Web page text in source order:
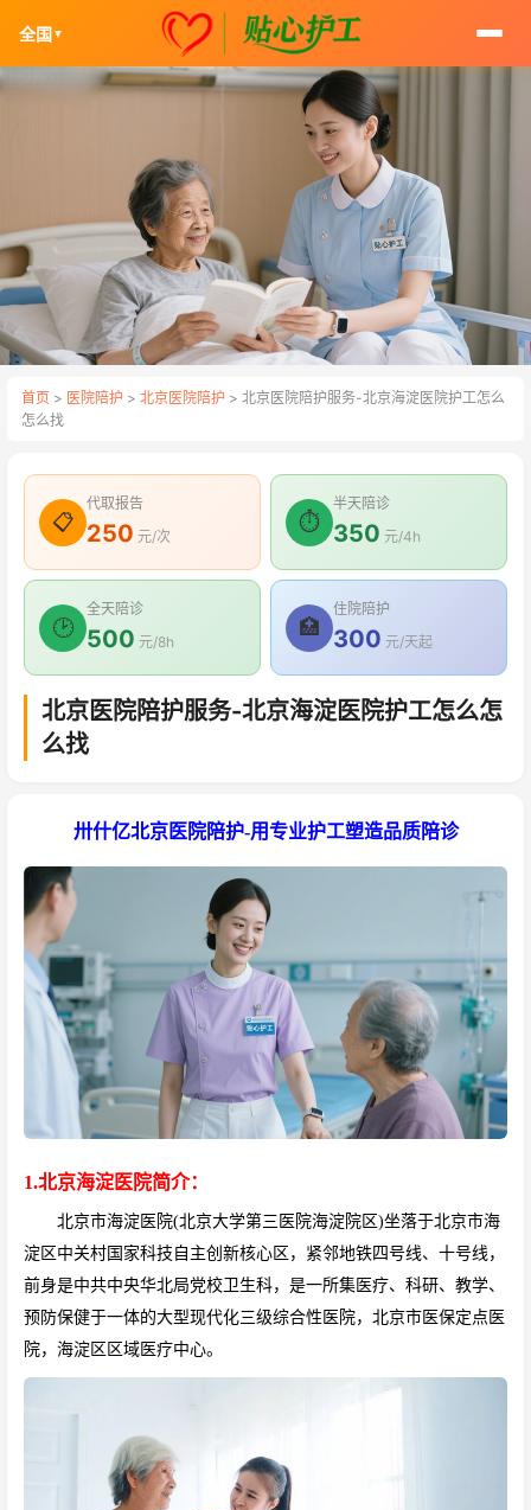
全国 ▼
首页 > 医院陪护 > 北京医院陪护 > 北京医院陪护服务-北京海淀医院护工怎么
怎么找
📋
代取报告
250 元/次
⏱
半天陪诊
350 元/4h
🕑
全天陪诊
500 元/8h
🏥
住院陪护
300 元/天起
北京医院陪护服务-北京海淀医院护工怎么怎
么找
卅什亿北京医院陪护-用专业护工塑造品质陪诊
1.北京海淀医院简介：
北京市海淀医院(北京大学第三医院海淀院区)坐落于北京市海
淀区中关村国家科技自主创新核心区，紧邻地铁四号线、十号线，
前身是中共中央华北局党校卫生科，是一所集医疗、科研、教学、
预防保健于一体的大型现代化三级综合性医院，北京市医保定点医
院， 海淀区 区域医疗中心。